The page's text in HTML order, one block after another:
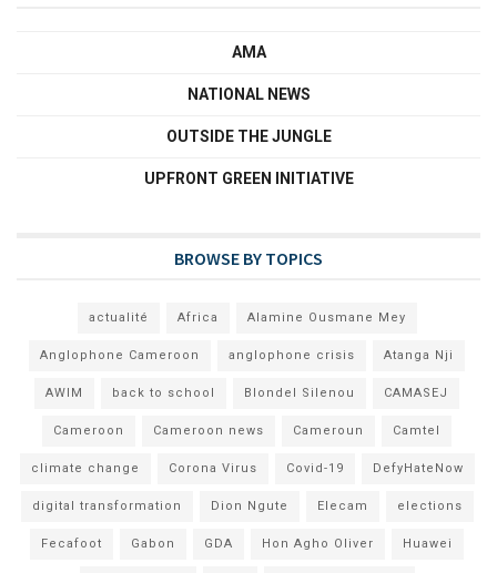
AMA
NATIONAL NEWS
OUTSIDE THE JUNGLE
UPFRONT GREEN INITIATIVE
BROWSE BY TOPICS
actualité Africa Alamine Ousmane Mey
Anglophone Cameroon anglophone crisis Atanga Nji
AWIM back to school Blondel Silenou CAMASEJ
Cameroon Cameroon news Cameroun Camtel
climate change Corona Virus Covid-19 DefyHateNow
digital transformation Dion Ngute Elecam elections
Fecafoot Gabon GDA Hon Agho Oliver Huawei